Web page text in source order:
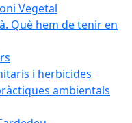
Vegetal
Què hem de tenir en
i herbicides
ambientals